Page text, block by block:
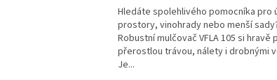
Hledáte spolehlivého pomocníka pro
prostory, vinohrady nebo menší
Robustní mulčovač VFLA 105 si hravě
přerostlou trávou, nálety i drobnými
Je...